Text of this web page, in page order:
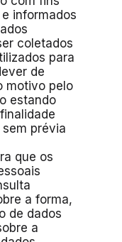
informados
coletados
para
de
motivo pelo
estando
prévia
que os
a forma,
de dados
a